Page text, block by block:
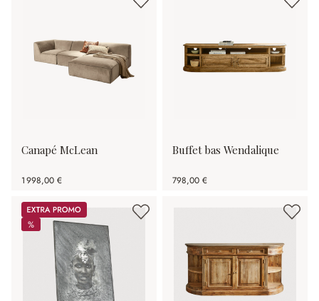
Canapé McLean
1 998,00 €
Buffet bas Wendalique
798,00 €
Promos
%
%